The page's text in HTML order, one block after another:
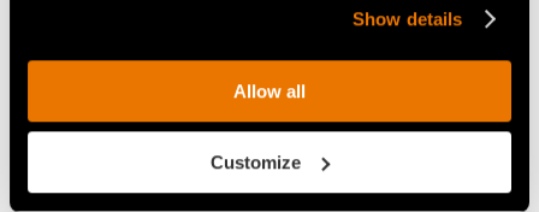
Show details
Allow all
Customize
MIT EINEM FENDT 824 VARIO
VIDEO - FAE SFM/PM -